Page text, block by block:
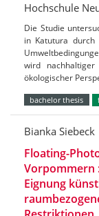
Hochschule
Die Studie
in Katutura
wird
ökologischer
bachelor thesis
Bianka Siebeck
Floating-
Vorpommern
Eignung